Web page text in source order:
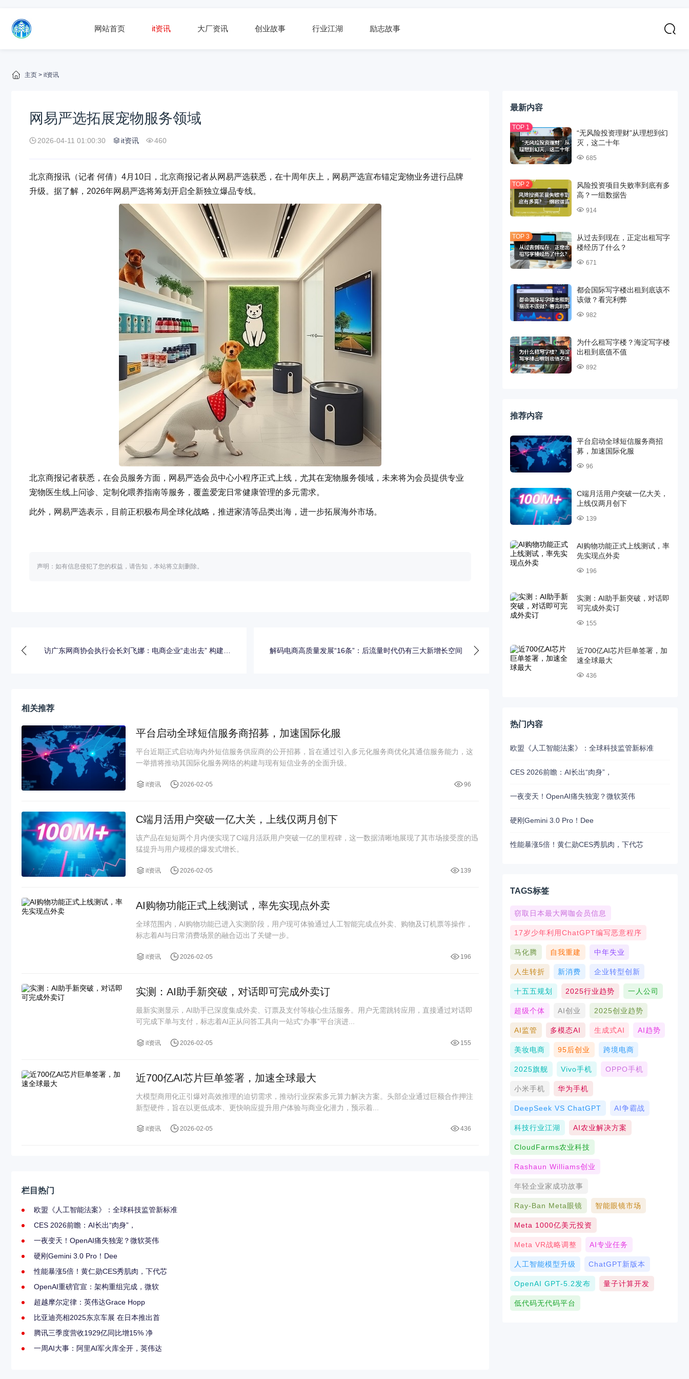
网站首页 it资讯 大厂资讯 创业故事 行业江湖 励志故事
主页 > it资讯
网易严选拓展宠物服务领域
2026-04-11 01:00:30 it资讯 460
北京商报讯（记者 何倩）4月10日，北京商报记者从网易严选获悉，在十周年庆上，网易严选宣布锚定宠物业务进行品牌
升级。据了解，2026年网易严选将筹划开启全新独立爆品专线。
北京商报记者获悉，在会员服务方面，网易严选会员中心小程序正式上线，尤其在宠物服务领域，未来将为会员提供专业
宠物医生线上问诊、定制化喂养指南等服务，覆盖爱宠日常健康管理的多元需求。
此外，网易严选表示，目前正积极布局全球化战略，推进家清等品类出海，进一步拓展海外市场。
声明：如有信息侵犯了您的权益，请告知，本站将立刻删除。
访广东网商协会执行会长刘飞娜：电商企业“走出去” 构建合
解码电商高质量发展“16条”：后流量时代仍有三大新增长空间
相关推荐
平台启动全球短信服务商招募，加速国际化服
平台近期正式启动海内外短信服务供应商的公开招募，旨在通过引入多元化服务商优化其通信服务能力，这
一举措将推动其国际化服务网络的构建与现有短信业务的全面升级。
it资讯 2026-02-05 96
C端月活用户突破一亿大关，上线仅两月创下
该产品在短短两个月内便实现了C端月活跃用户突破一亿的里程碑，这一数据清晰地展现了其市场接受度的迅
猛提升与用户规模的爆发式增长。
it资讯 2026-02-05 139
AI购物功能正式上线测试，率先实现点外卖
全球范围内，AI购物功能已进入实测阶段，用户现可体验通过人工智能完成点外卖、购物及订机票等操作，
标志着AI与日常消费场景的融合迈出了关键一步。
it资讯 2026-02-05 196
实测：AI助手新突破，对话即可完成外卖订
最新实测显示，AI助手已深度集成外卖、订票及支付等核心生活服务。用户无需跳转应用，直接通过对话即
可完成下单与支付，标志着AI正从问答工具向一站式“办事”平台演进...
it资讯 2026-02-05 155
近700亿AI芯片巨单签署，加速全球最大
大模型商用化正引爆对高效推理的迫切需求，推动行业探索多元算力解决方案。头部企业通过巨额合作押注
新型硬件，旨在以更低成本、更快响应提升用户体验与商业化潜力，预示着...
it资讯 2026-02-05 436
栏目热门
欧盟《人工智能法案》：全球科技监管新标准
CES 2026前瞻：AI长出“肉身”，
一夜变天！OpenAI痛失独宠？微软英伟
硬刚Gemini 3.0 Pro！Dee
性能暴涨5倍！黄仁勋CES秀肌肉，下代芯
OpenAI重磅官宣：架构重组完成，微软
超越摩尔定律：英伟达Grace Hopp
比亚迪亮相2025东京车展 在日本推出首
腾讯三季度营收1929亿同比增15% 净
一周AI大事：阿里AI军火库全开，英伟达
最新内容
“无风险投资理财”从理想到幻
灭，这二十年
685
风险投资项目失败率到底有多
高？一组数据告
914
从过去到现在，正定出租写字
楼经历了什么？
671
都会国际写字楼出租到底该不
该做？看完利弊
982
为什么租写字楼？海淀写字楼
出租到底值不值
892
推荐内容
平台启动全球短信服务商招
募，加速国际化服
96
C端月活用户突破一亿大关，
上线仅两月创下
139
AI购物功能正式上线测试，率
先实现点外卖
196
实测：AI助手新突破，对话即
可完成外卖订
155
近700亿AI芯片巨单签署，加
速全球最大
436
热门内容
欧盟《人工智能法案》：全球科技监管新标准
CES 2026前瞻：AI长出“肉身”，
一夜变天！OpenAI痛失独宠？微软英伟
硬刚Gemini 3.0 Pro！Dee
性能暴涨5倍！黄仁勋CES秀肌肉，下代芯
TAGS标签
窃取日本最大网咖会员信息
17岁少年利用ChatGPT编写恶意程序
马化腾 自我重建 中年失业
人生转折 新消费 企业转型创新
十五五规划 2025行业趋势 一人公司
超级个体 AI创业 2025创业趋势
AI监管 多模态AI 生成式AI AI趋势
美妆电商 95后创业 跨境电商
2025旗舰 Vivo手机 OPPO手机
小米手机 华为手机
DeepSeek VS ChatGPT AI争霸战
科技行业江湖 AI农业解决方案
CloudFarms农业科技
Rashaun Williams创业
年轻企业家成功故事
Ray-Ban Meta眼镜 智能眼镜市场
Meta 1000亿美元投资
Meta VR战略调整 AI专业任务
人工智能模型升级 ChatGPT新版本
OpenAI GPT-5.2发布 量子计算开发
低代码无代码平台